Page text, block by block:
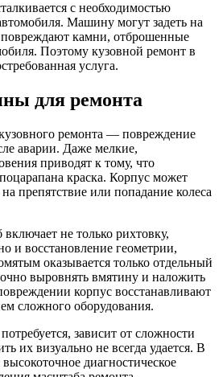
с необходимостью
Машину могут задеть на
камни, отброшенные
Поэтому кузовной ремонт в
услуга.
для ремонта
ремонта — повреждение
аварии. Даже мелкие,
приводят к тому, что
краска. Корпус может
препятствие или попадание колеса
не только рихтовку,
и восстановление геометрии,
оказывается только отдельный
выровнять вмятину и наложить
корпус восстанавливают
сложного оборудования.
зависит от сложности
их визуально не всегда удается. В
высокоточное диагностическое